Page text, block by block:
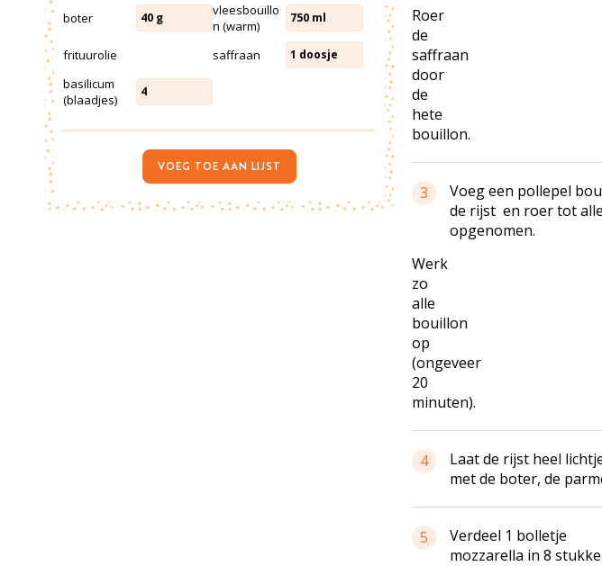
Roer
de
saffraan
door
de
hete
bouillon.
3
Voeg een pollepel
de rijst en roer tot
opgenomen.
Werk
zo
alle
bouillon
op
(ongeveer
20
minuten).
4
Laat de rijst heel
met de boter, de
5
Verdeel 1 bolletje
mozzarella in 8
boter 40 g
vleesbouillo
n (warm)
750 ml
frituurolie saffraan 1 doosje
basilicum
(blaadjes)
4
VOEG TOE AAN LIJST